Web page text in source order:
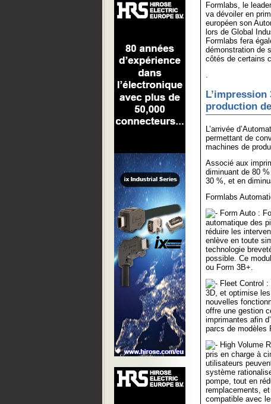
Formlabs, le
va dévoiler en
européen son
lors de Global
Formlabs fera
démonstration de
côtés de certains
.
L’impression
production
L’arrivée
permettant de
machines de
Associé aux
diminuant de 80
30 %, et en
Formlabs
Form Auto :
automatique des
réduire les
enlève en toute
technologie
possible. Ce
ou Form 3B+.
Fleet Control
3D, et optimise
nouvelles
offre une gestion
imprimantes afin
parcs de modèles
High Volume
pris en charge à
utilisateurs
système
pompe, tout en
remplacements,
compatible avec